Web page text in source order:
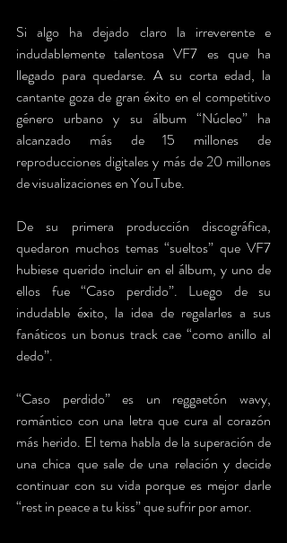
Si algo ha dejado claro la irreverente e
indudablemente talentosa VF7 es que ha
llegado para quedarse. A su corta edad, la
cantante goza de gran éxito en el competitivo
género urbano y su álbum “Núcleo” ha
alcanzado más de 15 millones de
reproducciones digitales y más de 20 millones
de visualizaciones en YouTube.
De su primera producción discográfica,
quedaron muchos temas “sueltos” que VF7
hubiese querido incluir en el álbum, y uno de
ellos fue “Caso perdido”. Luego de su
indudable éxito, la idea de regalarles a sus
fanáticos un bonus track cae “como anillo al
dedo”.
“Caso perdido” es un reggaetón wavy,
romántico con una letra que cura al corazón
más herido. El tema habla de la superación de
una chica que sale de una relación y decide
continuar con su vida porque es mejor darle
“rest in peace a tu kiss” que sufrir por amor.